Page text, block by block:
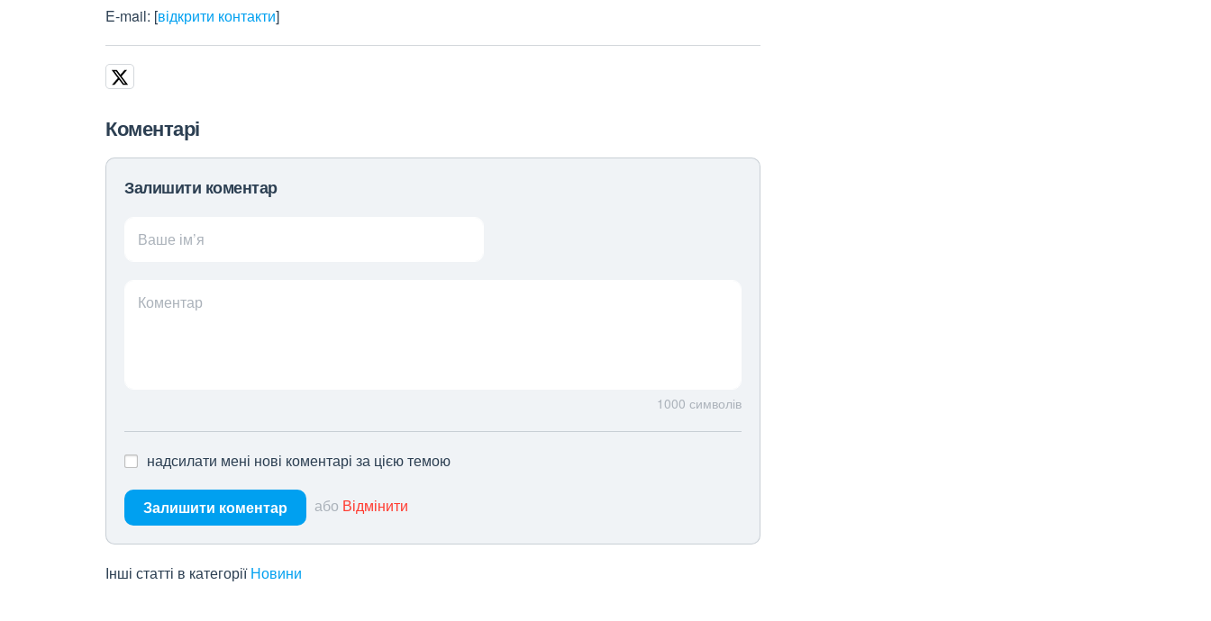
E-mail: [відкрити контакти]
Коментарі
Залишити коментар
Ваше ім’я
Коментар
1000 символів
надсилати мені нові коментарі за цією темою
Залишити коментар або Відмінити
Інші статті в категорії Новини